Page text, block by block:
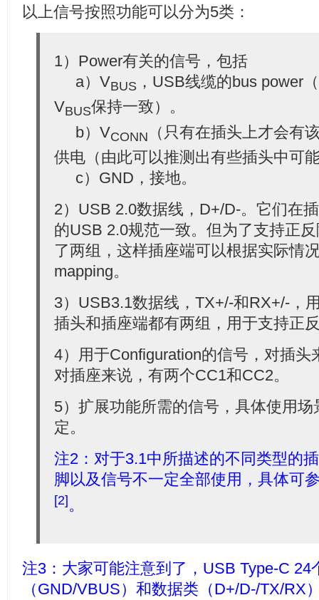
以上信号按照功能可以分为5类：
1）Power有关的信号，包括
a）VBUS ，USB线缆的bus power
VBUS保持一致）。
b）VCONN
（只有在插头上才会有
供电（由此可以推测出有些插头中可
c）GND，接地。
2）USB 2.0数据线，D+/D-。它们在
的USB 2.0规范一致。但为了支持正
了两组，这样插座端可以根据实际情
mapping。
3）USB3.1数据线，TX+/-和RX+/-，
插头和插座端都有两组，用于支持正
4）用于Configuration的信号，对插头
对插座来说，有两个CC1和CC2。
5）扩展功能所需的信号，具体使用
定。
注2：对于3.1中所描述的不同类型的
脚以及信号不一定全部使用，具体可
[2]。
注3：大家可能注意到了，USB Type-C 24
（GND/VBUS）和数据类（D+/D-/TX/RX